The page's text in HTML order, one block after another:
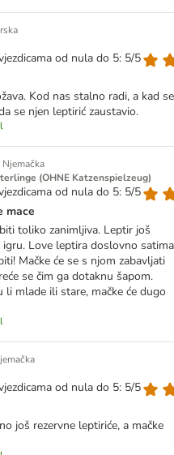
od nula do 5: 5/5
Kod nas stalno radi, a kad se
se njen leptirić zaustavio.
Njemačka
(OHNE Katzenspielzeug)
od nula do 5: 5/5
mace
toliko zanimljiva. Leptir još
igru. Love leptira doslovno satima
Mačke će se s njom zabavljati
se čim ga dotaknu šapom.
li mlade ili stare, mačke će dugo
od nula do 5: 5/5
još rezervne leptiriće, a mačke